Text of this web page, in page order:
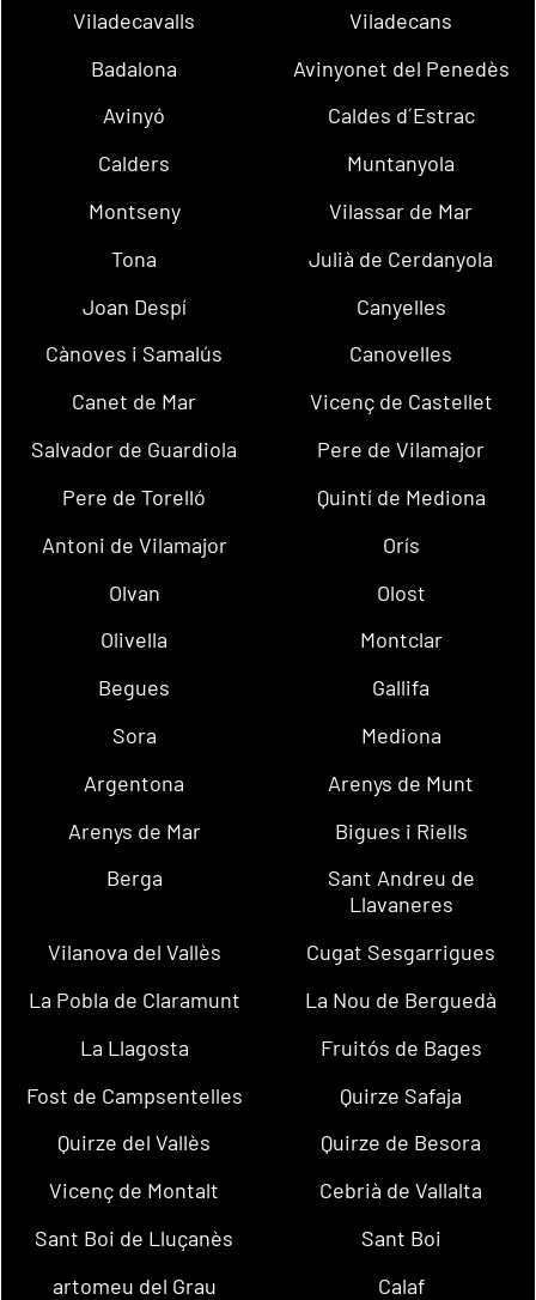
Viladecavalls
Viladecans
Badalona
Avinyonet del Penedès
Avinyó
Caldes d´Estrac
Calders
Muntanyola
Montseny
Vilassar de Mar
Tona
Julià de Cerdanyola
Joan Despí
Canyelles
Cànoves i Samalús
Canovelles
Canet de Mar
Vicenç de Castellet
Salvador de Guardiola
Pere de Vilamajor
Pere de Torelló
Quintí de Mediona
Antoni de Vilamajor
Orís
Olvan
Olost
Olivella
Montclar
Begues
Gallifa
Sora
Mediona
Argentona
Arenys de Munt
Arenys de Mar
Bigues i Riells
Berga
Sant Andreu de
Llavaneres
Vilanova del Vallès
Cugat Sesgarrigues
La Pobla de Claramunt
La Nou de Berguedà
La Llagosta
Fruitós de Bages
Fost de Campsentelles
Quirze Safaja
Quirze del Vallès
Quirze de Besora
Vicenç de Montalt
Cebrià de Vallalta
Sant Boi de Lluçanès
Sant Boi
artomeu del Grau
Calaf